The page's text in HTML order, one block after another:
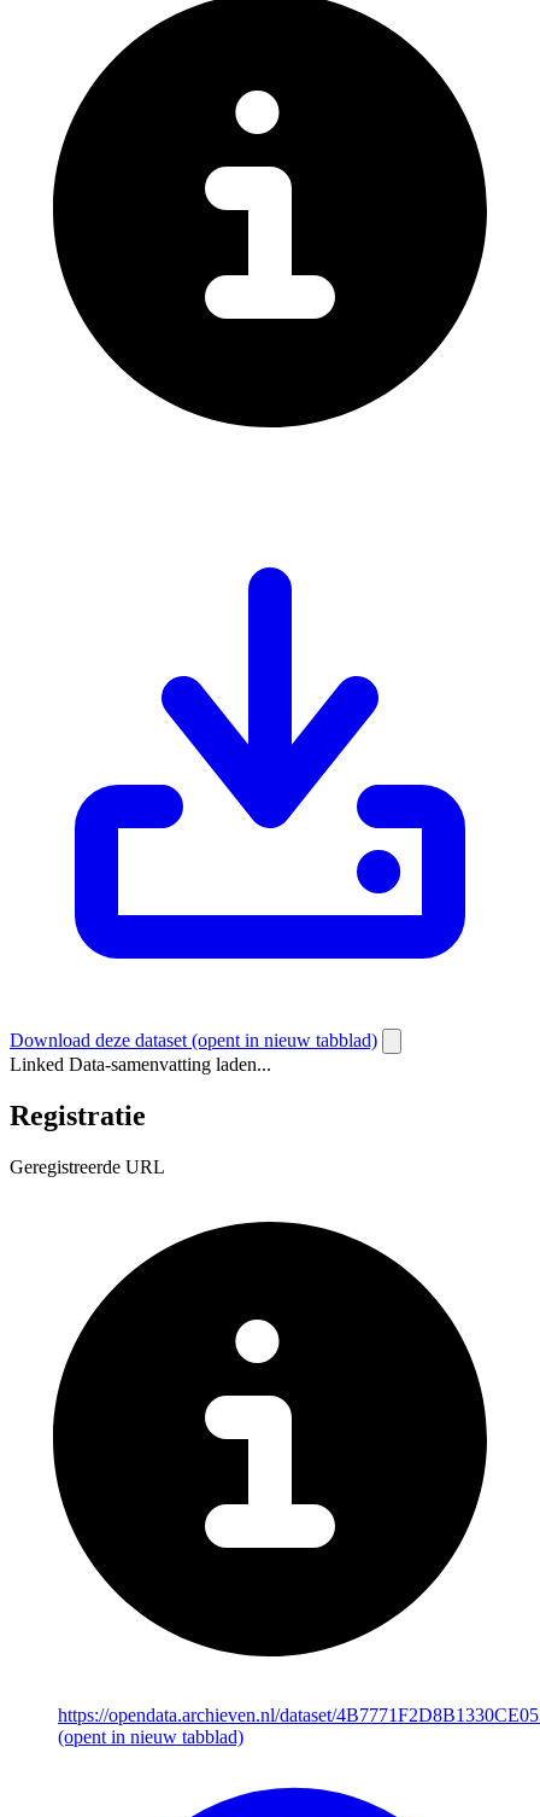
Download deze dataset (opent in nieuw tabblad)
Linked Data-samenvatting laden...
Registratie
Geregistreerde URL
https://opendata.archieven.nl/dataset/
(opent in nieuw tabblad)